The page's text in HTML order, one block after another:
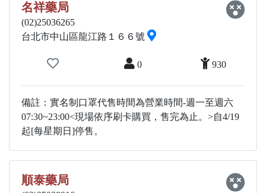
名祥藥局
(02)25036265
台北市中山區龍江路１６６號
0 930
備註：實名制口罩代售時間為營業時間-週一至週六
07:30~23:00<現場依序刷卡購買，售完為止。>自4/19
起[每星期日]停售。
順泰藥局